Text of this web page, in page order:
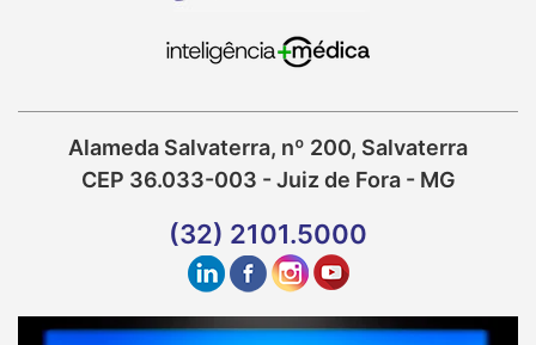
Alameda Salvaterra, nº 200, Salvaterra
CEP 36.033-003 - Juiz de Fora - MG
(32) 2101.5000